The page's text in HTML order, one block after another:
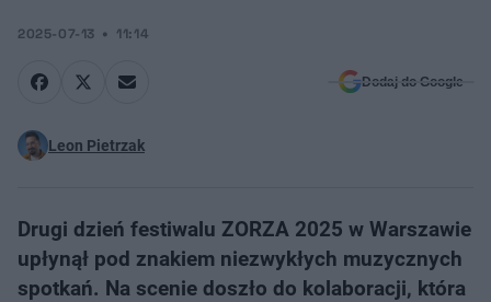
2025-07-13 11:14
Dodaj do Google
Leon Pietrzak
Drugi dzień festiwalu ZORZA 2025 w Warszawie
upłynął pod znakiem niezwykłych muzycznych
spotkań. Na scenie doszło do kolaboracji, która